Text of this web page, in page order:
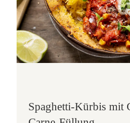
Spaghetti-Kürbis mit